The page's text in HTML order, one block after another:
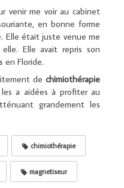
venir me voir au cabinet
en bonne forme
Elle était juste venue me
Elle avait repris son
en Floride.
de chimiothérapie
les a aidées à profiter au
grandement les
chimiothérapie
magnetiseur